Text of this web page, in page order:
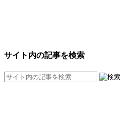
サイト内の記事を検索